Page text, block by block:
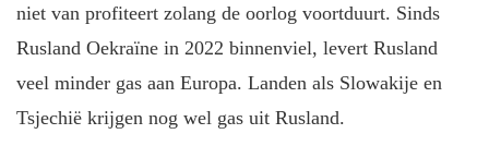
niet van profiteert zolang de oorlog voortduurt. Sinds
Rusland Oekraïne in 2022 binnenviel, levert Rusland
veel minder gas aan Europa. Landen als Slowakije en
Tsjechië krijgen nog wel gas uit Rusland.